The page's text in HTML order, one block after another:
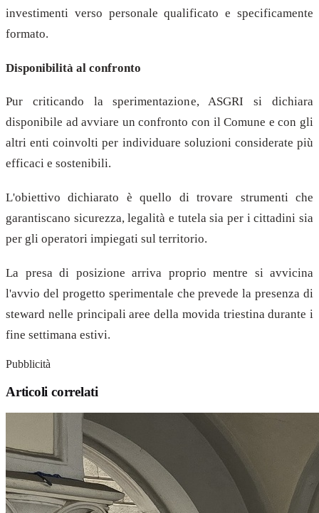
investimenti verso personale qualificato e specificamente
formato.
Disponibilità al confronto
Pur criticando la sperimentazione, ASGRI si dichiara
disponibile ad avviare un confronto con il Comune e con gli
altri enti coinvolti per individuare soluzioni considerate più
efficaci e sostenibili.
L'obiettivo dichiarato è quello di trovare strumenti che
garantiscano sicurezza, legalità e tutela sia per i cittadini sia
per gli operatori impiegati sul territorio.
La presa di posizione arriva proprio mentre si avvicina
l'avvio del progetto sperimentale che prevede la presenza di
steward nelle principali aree della movida triestina durante i
fine settimana estivi.
Pubblicità
Articoli correlati